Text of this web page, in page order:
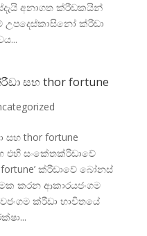
අනාගත ක්රීඩකයින්
ක්රීඩා
සහ thor fortune
thor fortune
සංකේතක්රීඩාවේ
fortune’ ක්රීඩාවේ බෝනස්
කරන ආකාරයජංගම
ක්රීඩා භාවිතයේ